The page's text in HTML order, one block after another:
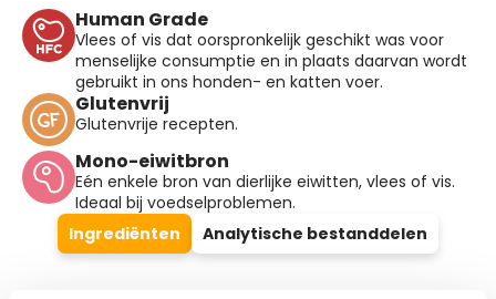
Human Grade
Vlees of vis dat oorspronkelijk geschikt was voor
menselijke consumptie en in plaats daarvan wordt
gebruikt in ons honden- en katten voer.
Glutenvrij
Glutenvrije recepten.
Mono-eiwitbron
Eén enkele bron van dierlijke eiwitten, vlees of vis.
Ideaal bij voedselproblemen.
Ingrediënten
Analytische bestanddelen